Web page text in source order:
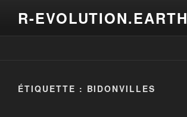
R-EVOLUTION.EARTH
ÉTIQUETTE : BIDONVILLES